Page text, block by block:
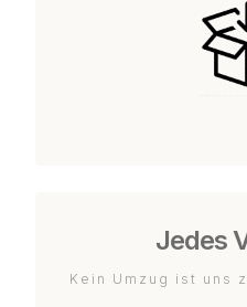
Jedes
Kein Umzug ist uns